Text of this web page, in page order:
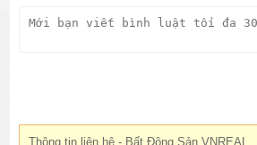
Thông tin liên hệ - Bất Động Sản VNREAL